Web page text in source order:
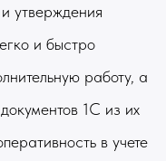
утверждения
и быстро
работу, а
1С из их
в учете